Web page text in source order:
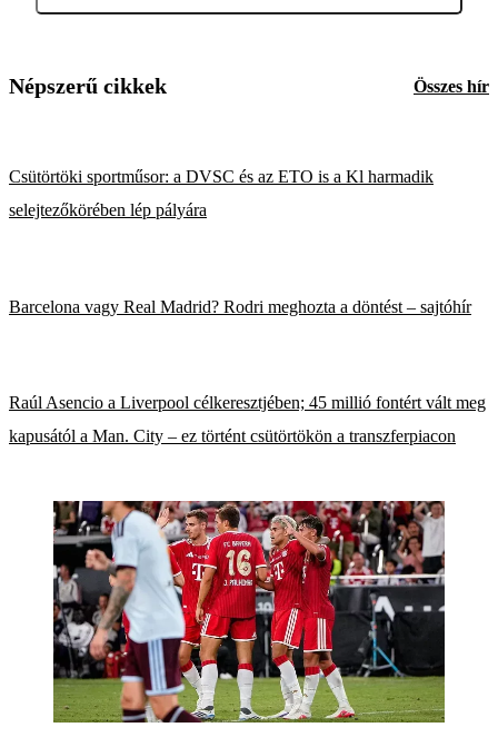
Népszerű cikkek Összes hír
Csütörtöki sportműsor: a DVSC és az ETO is a Kl harmadik
selejtezőkörében lép pályára
Barcelona vagy Real Madrid? Rodri meghozta a döntést – sajtóhír
Raúl Asencio a Liverpool célkeresztjében; 45 millió fontért vált meg
kapusától a Man. City – ez történt csütörtökön a transzferpiacon